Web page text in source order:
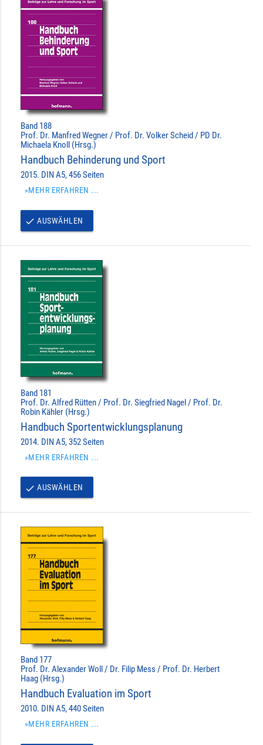
Band 188
Prof. Dr. Manfred Wegner / Prof. Dr. Volker Scheid / PD Dr.
Michaela Knoll (Hrsg.)
Handbuch Behinderung und Sport
2015. DIN A5, 456 Seiten
»MEHR ERFAHREN ...
done AUSWÄHLEN
Band 181
Prof. Dr. Alfred Rütten / Prof. Dr. Siegfried Nagel / Prof. Dr.
Robin Kähler (Hrsg.)
Handbuch Sportentwicklungsplanung
2014. DIN A5, 352 Seiten
»MEHR ERFAHREN ...
done AUSWÄHLEN
Band 177
Prof. Dr. Alexander Woll / Dr. Filip Mess / Prof. Dr. Herbert
Haag (Hrsg.)
Handbuch Evaluation im Sport
2010. DIN A5, 440 Seiten
»MEHR ERFAHREN ...